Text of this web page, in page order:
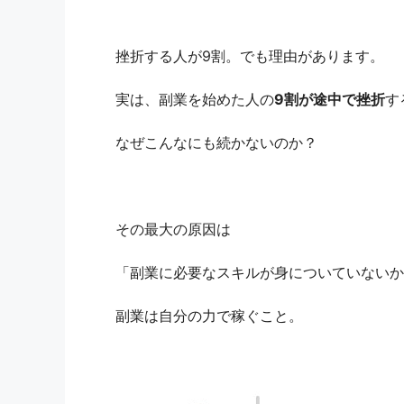
挫折する人が9割。でも理由があります。
実は、副業を始めた人の9割が途中で挫折す
なぜこんなにも続かないのか？
その最大の原因は
「副業に必要なスキルが身についていないか
副業は自分の力で稼ぐこと。